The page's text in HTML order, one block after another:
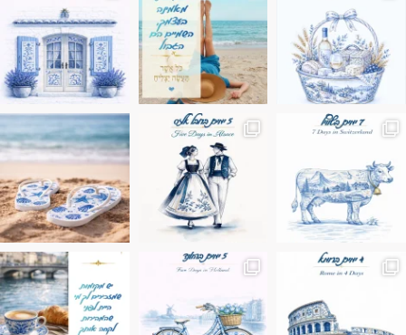
בחבל אלזס צרפת
בחופשה שבו הכל נהיה פשוט יותר. החול, הי
Instagram post
Instagram post 17994326828955248